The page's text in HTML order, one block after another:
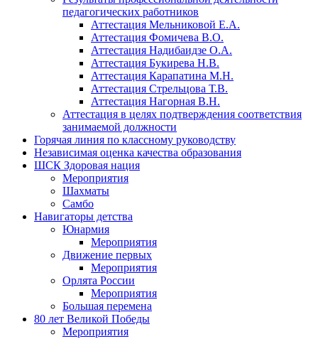
педагогических работников
Аттестация Мельниковой Е.А.
Аттестация Фомичева В.О.
Аттестация Надибаидзе О.А.
Аттестация Букирева Н.В.
Аттестация Карапатина М.Н.
Аттестация Стрельцова Т.В.
Аттестация Нагорная В.Н.
Аттестация в целях подтверждения соответствия
занимаемой должности
Горячая линия по классному руководству
Независимая оценка качества образования
ШСК Здоровая нация
Мероприятия
Шахматы
Самбо
Навигаторы детства
Юнармия
Мероприятия
Движение первых
Мероприятия
Орлята России
Мероприятия
Большая перемена
80 лет Великой Победы
Мероприятия